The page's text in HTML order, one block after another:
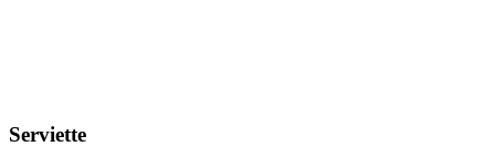
Serviette